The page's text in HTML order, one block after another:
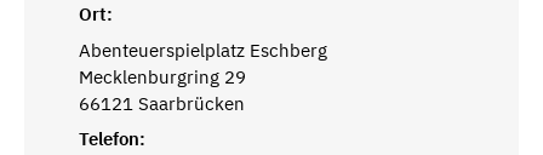
Ort:
Abenteuerspielplatz Eschberg
Mecklenburgring 29
66121 Saarbrücken
Telefon: